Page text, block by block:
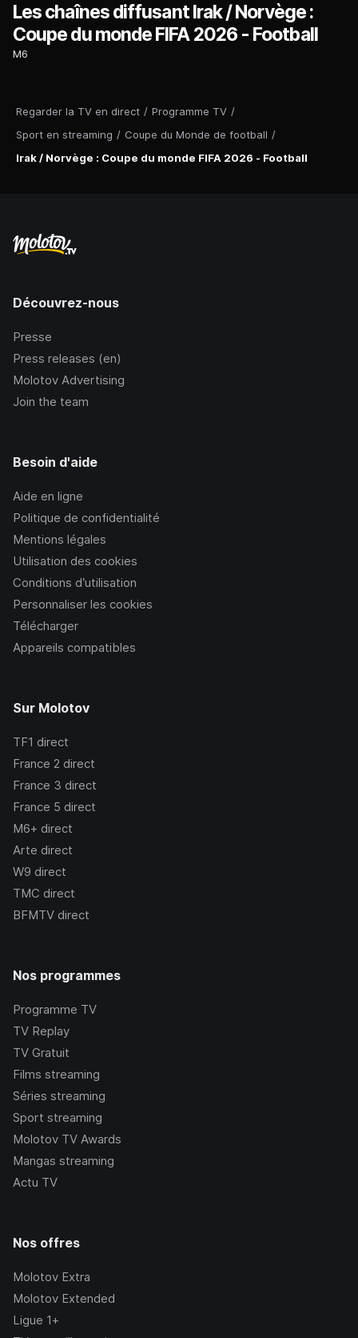
Regarder la TV en direct / Programme TV /
Sport en streaming / Coupe du Monde de football /
Irak / Norvège : Coupe du monde FIFA 2026 - Football
Les chaînes diffusant Irak / Norvège :
Coupe du monde FIFA 2026 - Football
M6
Découvrez-nous
Presse
Press releases (en)
Molotov Advertising
Join the team
Besoin d'aide
Aide en ligne
Politique de confidentialité
Mentions légales
Utilisation des cookies
Conditions d’utilisation
Personnaliser les cookies
Télécharger
Appareils compatibles
Sur Molotov
TF1 direct
France 2 direct
France 3 direct
France 5 direct
M6+ direct
Arte direct
W9 direct
TMC direct
BFMTV direct
Nos programmes
Programme TV
TV Replay
TV Gratuit
Films streaming
Séries streaming
Sport streaming
Molotov TV Awards
Mangas streaming
Actu TV
Nos offres
Molotov Extra
Molotov Extended
Ligue 1+